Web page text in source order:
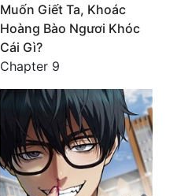
Muốn Giết Ta, Khoác
Hoàng Bào Ngươi Khóc
Cái Gì?
Chapter 9